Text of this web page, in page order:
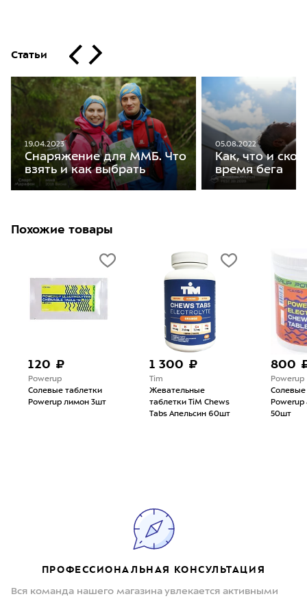
Статьи
19.04.2023
Снаряжение для ММБ. Что
взять и как выбрать
05.08.2022
Как, что и
время бега
Похожие товары
120 ₽
Powerup
Солевые таблетки
Powerup лимон 3шт
1 300 ₽
Tim
Жевательные
таблетки TiM Chews
Tabs Апельсин 60шт
800
Powerup
Солевые
Powerup
50шт
ПРОФЕССИОНАЛЬНАЯ КОНСУЛЬТАЦИЯ
Вся команда нашего магазина увлекается активными